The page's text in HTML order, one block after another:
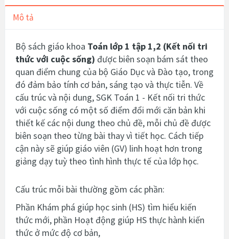
Mô tả
Bộ sách giáo khoa Toán lớp 1 tập 1,2 (Kết nối tri
thức với cuộc sống) được biên soạn bám sát theo
quan điểm chung của bộ Giáo Dục và Đào tạo, trong
đó đảm bảo tính cơ bản, sáng tạo và thực tiễn. Về
cấu trúc và nội dung, SGK Toán 1 - Kết nối tri thức
với cuộc sống có một số điểm đổi mới căn bản khi
thiết kế các nội dung theo chủ đề, mỗi chủ đề được
biên soạn theo từng bài thay vì tiết học. Cách tiếp
cận này sẽ giúp giáo viên (GV) linh hoạt hơn trong
giảng dạy tuỳ theo tình hình thực tế của lớp học.
Cấu trúc mỗi bài thường gồm các phần:
Phần Khám phá giúp học sinh (HS) tìm hiểu kiến
thức mới, phần Hoạt động giúp HS thực hành kiến
thức ở mức độ cơ bản,